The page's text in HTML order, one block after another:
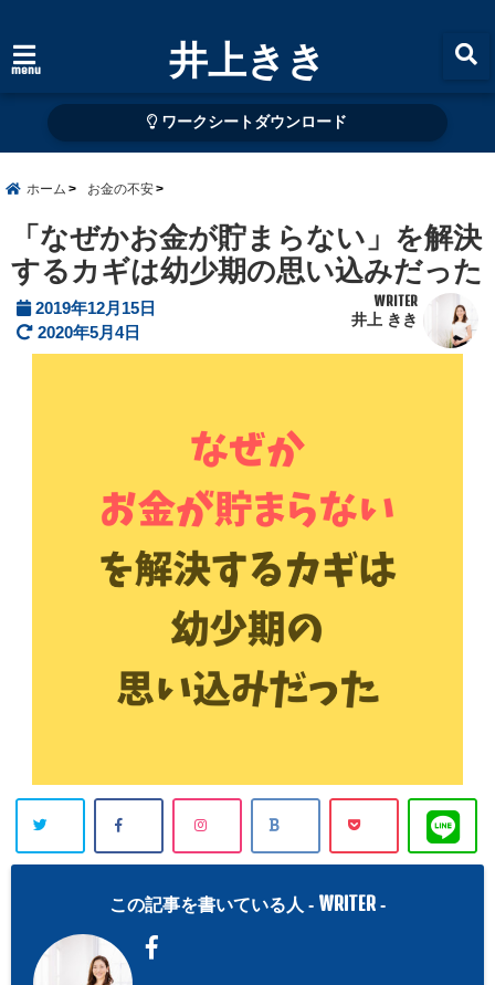
menu 井上きき
ワークシートダウンロード
ホーム お金の不安
「なぜかお金が貯まらない」を解決
するカギは幼少期の思い込みだった
2019年12月15日
2020年5月4日
WRITER
井上 きき
この記事を書いている人 - WRITER -